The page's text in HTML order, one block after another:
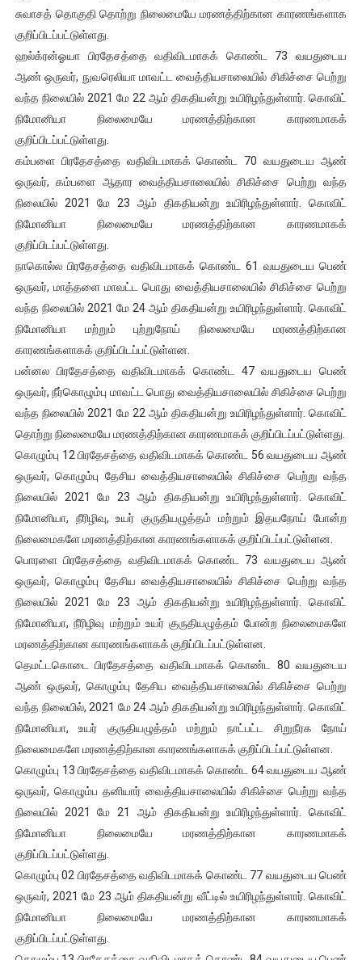
சுவாசத் தொகுதி தொற்று நிலைமையே மரணத்திற்கான காரணங்களாக
குறிப்பிடப்பட்டுள்ளது.
ஹல்க்ரன்ஓயா பிரதேசத்தை வதிவிடமாகக் கொண்ட 73 வயதுடைய
ஆண் ஒருவர், நுவரெலியா மாவட்ட வைத்தியசாலையில் சிகிச்சை பெற்று
வந்த நிலையில் 2021 மே 22 ஆம் திகதியன்று உயிரிழந்துள்ளார். கொவிட்
நிமோனியா நிலைமையே மரணத்திற்கான காரணமாகக்
குறிப்பிடப்பட்டுள்ளது.
கம்பளை பிரதேசத்தை வதிவிடமாகக் கொண்ட 70 வயதுடைய ஆண்
ஒருவர், கம்பளை ஆதார வைத்தியசாலையில் சிகிச்சை பெற்று வந்த
நிலையில் 2021 மே 23 ஆம் திகதியன்று உயிரிழந்துள்ளார். கொவிட்
நிமோனியா நிலைமையே மரணத்திற்கான காரணமாகக்
குறிப்பிடப்பட்டுள்ளது.
நாகொல்ல பிரதேசத்தை வதிவிடமாகக் கொண்ட 61 வயதுடைய பெண்
ஒருவர், மாத்தளை மாவட்ட பொது வைத்தியசாலையில் சிகிச்சை பெற்று
வந்த நிலையில் 2021 மே 24 ஆம் திகதியன்று உயிரிழந்துள்ளார். கொவிட்
நிமோனியா மற்றும் புற்றுநோய் நிலைமையே மரணத்திற்கான
காரணங்களாகக் குறிப்பிடப்பட்டுள்ளன.
பன்னல பிரதேசத்தை வதிவிடமாகக் கொண்ட 47 வயதுடைய பெண்
ஒருவர், நீர்கொழும்பு மாவட்ட பொது வைத்தியசாலையில் சிகிச்சை பெற்று
வந்த நிலையில் 2021 மே 22 ஆம் திகதியன்று உயிரிழந்துள்ளார். கொவிட்
தொற்று நிலைமையே மரணத்திற்கான காரணமாகக் குறிப்பிடப்பட்டுள்ளது.
கொழும்பு 12 பிரதேசத்தை வதிவிடமாகக் கொண்ட 56 வயதுடைய ஆண்
ஒருவர், கொழும்பு தேசிய வைத்தியசாலையில் சிகிச்சை பெற்று வந்த
நிலையில் 2021 மே 23 ஆம் திகதியன்று உயிரிழந்துள்ளார். கொவிட்
நிமோனியா, நீரிழிவு, உயர் குருதியழுத்தம் மற்றும் இதயநோய் போன்ற
நிலைமைகளே மரணத்திற்கான காரணங்களாகக் குறிப்பிடப்பட்டுள்ளன.
பொரளை பிரதேசத்தை வதிவிடமாகக் கொண்ட 73 வயதுடைய ஆண்
ஒருவர், கொழும்பு தேசிய வைத்தியசாலையில் சிகிச்சை பெற்று வந்த
நிலையில் 2021 மே 23 ஆம் திகதியன்று உயிரிழந்துள்ளார். கொவிட்
நிமோனியா, நீரிழிவு மற்றும் உயர் குருதியழுத்தம் போன்ற நிலைமைகளே
மரணத்திற்கான காரணங்களாகக் குறிப்பிடப்பட்டுள்ளன.
தெமட்டகொடை பிரதேசத்தை வதிவிடமாகக் கொண்ட 80 வயதுடைய
ஆண் ஒருவர், கொழும்பு தேசிய வைத்தியசாலையில் சிகிச்சை பெற்று
வந்த நிலையில், 2021 மே 24 ஆம் திகதியன்று உயிரிழந்துள்ளார். கொவிட்
நிமோனியா, உயர் குருதியழுத்தம் மற்றும் நாட்பட்ட சிறுநீரக நோய்
நிலைமைகளே மரணத்திற்கான காரணங்களாகக் குறிப்பிடப்பட்டுள்ளன.
கொழும்பு 13 பிரதேசத்தை வதிவிடமாகக் கொண்ட 64 வயதுடைய ஆண்
ஒருவர், கொழும்ப தனியார் வைத்தியசாலையில் சிகிச்சை பெற்று வந்த
நிலையில் 2021 மே 21 ஆம் திகதியன்று உயிரிழந்துள்ளார். கொவிட்
நிமோனியா நிலைமையே மரணத்திற்கான காரணமாகக்
குறிப்பிடப்பட்டுள்ளது.
கொழும்பு 02 பிரதேசத்தை வதிவிடமாகக் கொண்ட 77 வயதுடைய பெண்
ஒருவர், 2021 மே 23 ஆம் திகதியன்று வீட்டில் உயிரிழந்துள்ளார். கொவிட்
நிமோனியா நிலைமையே மரணத்திற்கான காரணமாகக்
குறிப்பிடப்பட்டுள்ளது.